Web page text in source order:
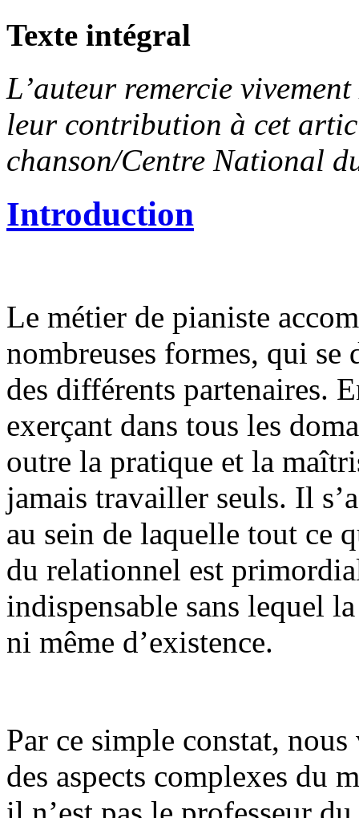
Texte intégral
L’auteur remercie
leur contribution à cet
chanson/Centre National
Introduction
Le métier de pianiste
nombreuses formes, qui
des différents partenaires.
exerçant dans tous les
outre la pratique et la
jamais travailler seuls. Il
au sein de laquelle tout ce
du relationnel est
indispensable sans lequel
ni même d’existence.
Par ce simple constat,
des aspects complexes du